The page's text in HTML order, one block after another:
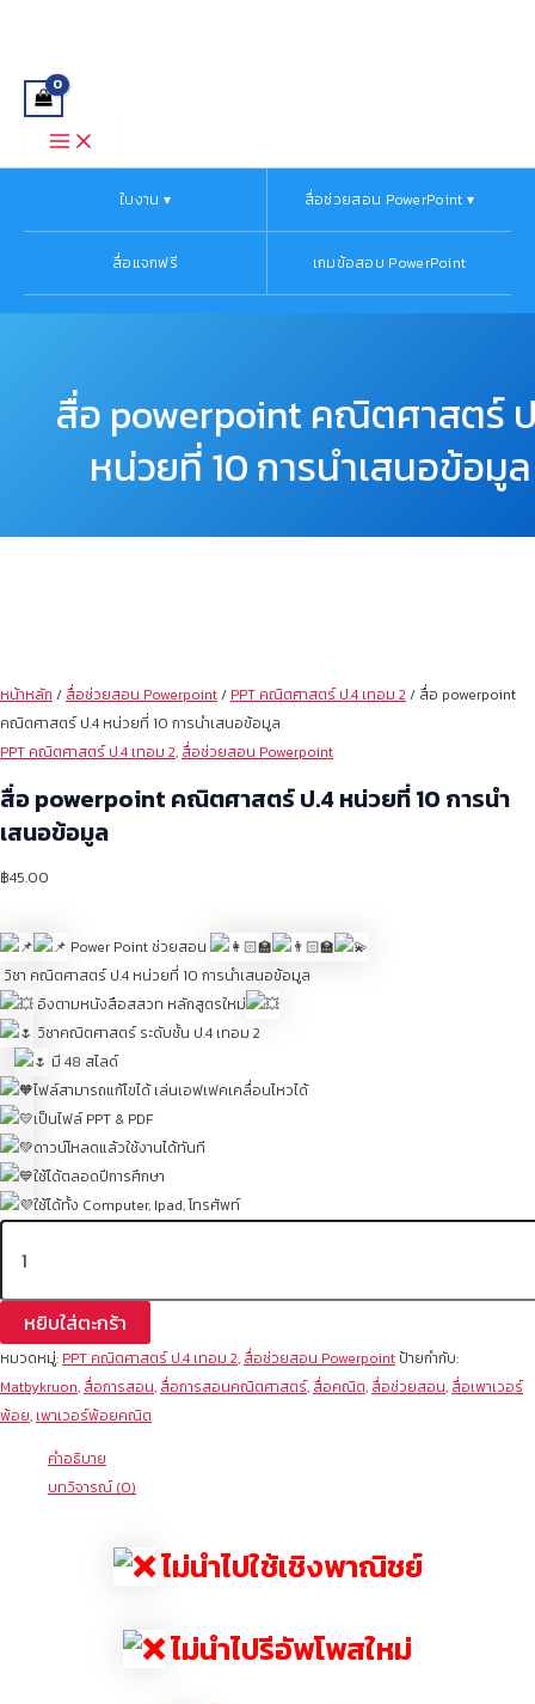
ใบงาน ▾ สื่อช่วยสอน PowerPoint ▾
สื่อแจกฟรี เกมข้อสอบ PowerPoint
สื่อ powerpoint คณิตศาสตร์
หน่วยที่ 10 การนำเสนอข้อมูล
หน้าหลัก / สื่อช่วยสอน Powerpoint/ PPT คณิตศาสตร์ ป.4 เทอม 2 / สื่อ powerpoint
คณิตศาสตร์ ป.4 หน่วยที่ 10 การนำเสนอข้อมูล
PPT คณิตศาสตร์ ป.4 เทอม 2, สื่อช่วยสอน Powerpoint
สื่อ powerpoint คณิตศาสตร์ ป.4 หน่วยที่ 10 การนำ
เสนอข้อมูล
฿45.00
Power Point ช่วยสอน
วิชา คณิตศาสตร์ ป.4 หน่วยที่ 10 การนำเสนอข้อมูล
อิงตามหนังสือสสวท หลักสูตรใหม่
วิชาคณิตศาสตร์ ระดับชั้น ป.4 เทอม 2
มี 48 สไลด์
ไฟล์สามารถแก้ไขได้ เล่นเอฟเฟคเคลื่อนไหวได้
เป็นไฟล์ PPT & PDF
ดาวน์โหลดแล้วใช้งานได้ทันที
ใช้ได้ตลอดปีการศึกษา
ใช้ได้ทั้ง Computer, Ipad, โทรศัพท์
คณิตศาสตร์
เสนอ
หยิบใส่ตะกร้า
หมวดหมู่: PPT คณิตศาสตร์ ป.4 เทอม 2, สื่อช่วยสอน Powerpoint ป้ายกำกับ:
Matbykruon, สื่อการสอน, สื่อการสอนคณิตศาสตร์, สื่อคณิต, สื่อช่วยสอน, สื่อเพาเวอร์
พ้อย, เพาเวอร์พ้อยคณิต
คำอธิบาย
บทวิจารณ์ (0)
ไม่นำไปใช้เชิงพาณิชย์
ไม่นำไปรีอัพโพสใหม่